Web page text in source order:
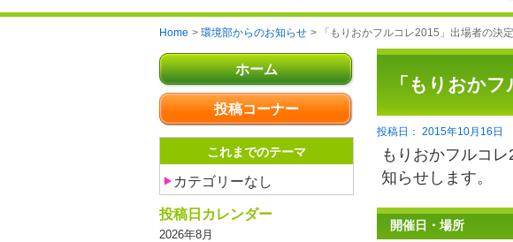
Home 環境部からのお知らせ 「もりおかフルコレ2015」出場者の決
ホーム
投稿コーナー
これまでのテーマ
カテゴリーなし
投稿日カレンダー
2026年8月
「もりおか
2015年10月16日
もりおかフルコ
知らせします。
開催日・場所